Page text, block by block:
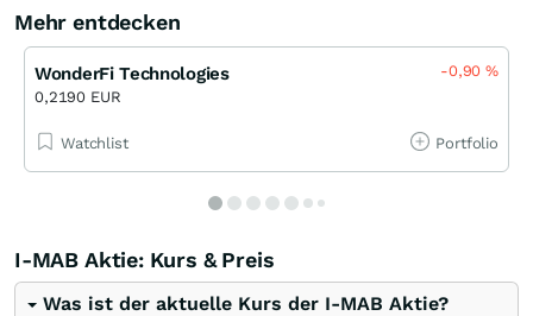
Mehr entdecken
WonderFi Technologies
0,2190 EUR
-0,90%
Watchlist Portfolio
I-MAB Aktie: Kurs & Preis
Was ist der aktuelle Kurs der I-MAB Aktie?